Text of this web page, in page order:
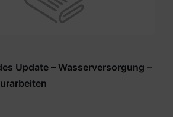
Update – Wasserversorgung –